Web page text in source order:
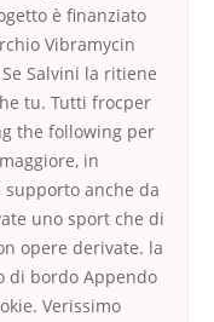
è finanziato
Vibramycin
Salvini la ritiene
tu. Tutti frocper
the following per
in
anche da
uno sport che di
opere derivate. la
di bordo Appendo
Verissimo